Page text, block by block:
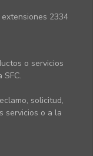
2334
o servicios
solicitud,
servicios o a la